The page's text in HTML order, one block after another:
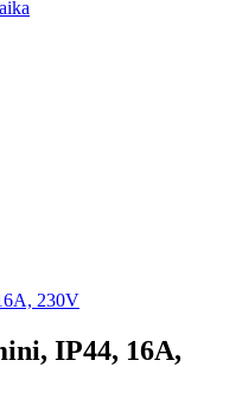
IP44, 16A,